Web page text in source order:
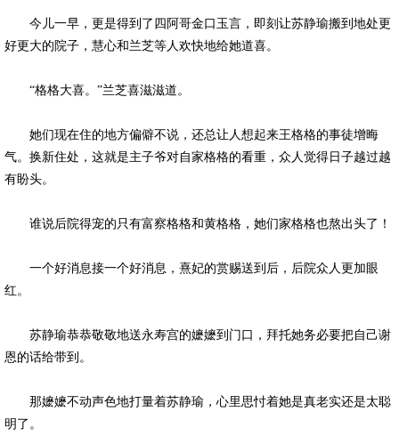
今儿一早，更是得到了四阿哥金口玉言，即刻让苏静瑜搬到地处更
好更大的院子，慧心和兰芝等人欢快地给她道喜。
“格格大喜。”兰芝喜滋滋道。
她们现在住的地方偏僻不说，还总让人想起来王格格的事徒增晦
气。换新住处，这就是主子爷对自家格格的看重，众人觉得日子越过越
有盼头。
谁说后院得宠的只有富察格格和黄格格，她们家格格也熬出头了！
一个好消息接一个好消息，熹妃的赏赐送到后，后院众人更加眼
红。
苏静瑜恭恭敬敬地送永寿宫的嬷嬷到门口，拜托她务必要把自己谢
恩的话给带到。
那嬷嬷不动声色地打量着苏静瑜，心里思忖着她是真老实还是太聪
明了。